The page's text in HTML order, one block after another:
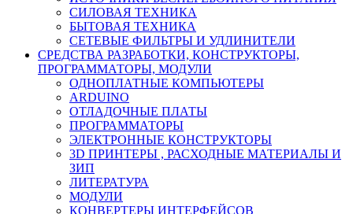
СИЛОВАЯ ТЕХНИКА
БЫТОВАЯ ТЕХНИКА
СЕТЕВЫЕ ФИЛЬТРЫ И УДЛИНИТЕЛИ
СРЕДСТВА РАЗРАБОТКИ, КОНСТРУКТОРЫ,
ПРОГРАММАТОРЫ, МОДУЛИ
ОДНОПЛАТНЫЕ КОМПЬЮТЕРЫ
ARDUINO
ОТЛАДОЧНЫЕ ПЛАТЫ
ПРОГРАММАТОРЫ
ЭЛЕКТРОННЫЕ КОНСТРУКТОРЫ
3D ПРИНТЕРЫ , РАСХОДНЫЕ МАТЕРИАЛЫ И
ЗИП
ЛИТЕРАТУРА
МОДУЛИ
КОНВЕРТЕРЫ ИНТЕРФЕЙСОВ